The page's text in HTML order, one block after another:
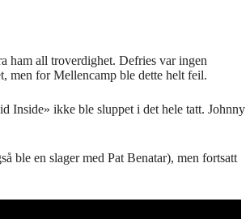
ham all troverdighet. Defries var ingen
men for Mellencamp ble dette helt feil.
Inside» ikke ble sluppet i det hele tatt. Johnny
ble en slager med Pat Benatar), men fortsatt